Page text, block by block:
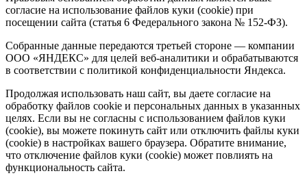
согласие на использование файлов куки (cookie) при
посещении сайта (статья 6 Федерального закона № 152-ФЗ).
Собранные данные передаются третьей стороне — компании
ООО «ЯНДЕКС» для целей веб-аналитики и обрабатываются
в соответствии с политикой конфиденциальности Яндекса.
Продолжая использовать наш сайт, вы даете согласие на
обработку файлов cookie и персональных данных в указанных
целях. Если вы не согласны с использованием файлов куки
(cookie), вы можете покинуть сайт или отключить файлы куки
(cookie) в настройках вашего браузера. Обратите внимание,
что отключение файлов куки (cookie) может повлиять на
функциональность сайта.